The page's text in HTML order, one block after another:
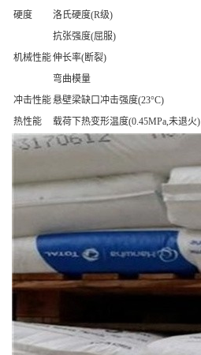
硬度
洛氏硬度(R级)
机械性能
抗张强度(屈服)
伸长率(断裂)
弯曲模量
冲击性能悬壁梁缺口冲击强度(23°C)
热性能
载荷下热变形温度(0.45MPa,未退火)